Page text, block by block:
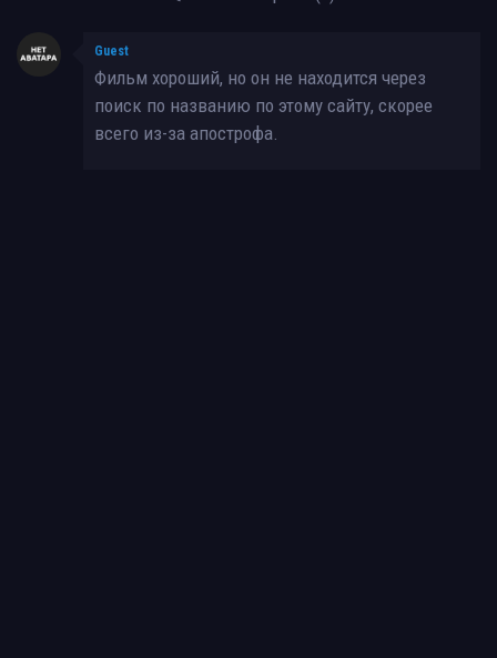
Guest
Фильм хороший, но он не находится через
поиск по названию по этому сайту, скорее
всего из-за апострофа.